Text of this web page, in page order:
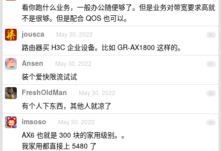
看你跑什么业务，一般办公随便够了。但是业务对带宽要求高就
不是很够。但是配合 QOS 也可以。
80
jousca May 30, 2022
路由器买 H3C 企业设备。比如 GR-AX1800 这样的。
81
Ansen May 30, 2022
装个爱快限流试试
82
FreshOldMan May 30, 2022
有个人下东西，其他人就凉了
83
imsoso May 30, 2022
AX6 也就是 300 块的家用级别。。
我家用都直接上 5480 了